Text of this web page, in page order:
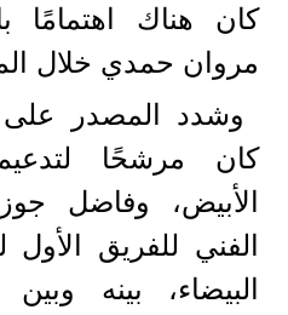
كان هناك اهتمامًا
مروان حمدي خلال
وشدد المصدر
كان مرشحًا
الأبيض، وفاضل
الفني للفريق الأول
البيضاء، بينه